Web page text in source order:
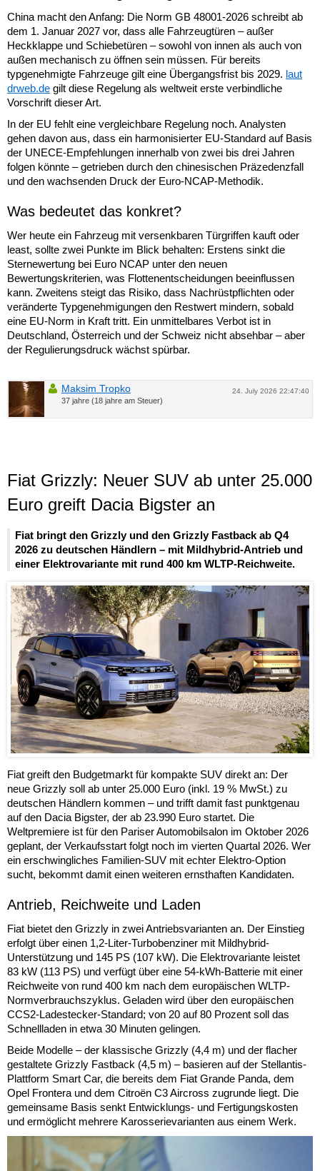
China macht den Anfang: Die Norm GB 48001-2026 schreibt ab
dem 1. Januar 2027 vor, dass alle Fahrzeugtüren – außer
Heckklappe und Schiebetüren – sowohl von innen als auch von
außen mechanisch zu öffnen sein müssen. Für bereits
typgenehmigte Fahrzeuge gilt eine Übergangsfrist bis 2029. laut
drweb.de gilt diese Regelung als weltweit erste verbindliche
Vorschrift dieser Art.
In der EU fehlt eine vergleichbare Regelung noch. Analysten
gehen davon aus, dass ein harmonisierter EU-Standard auf Basis
der UNECE-Empfehlungen innerhalb von zwei bis drei Jahren
folgen könnte – getrieben durch den chinesischen Präzedenzfall
und den wachsenden Druck der Euro-NCAP-Methodik.
Was bedeutet das konkret?
Wer heute ein Fahrzeug mit versenkbaren Türgriffen kauft oder
least, sollte zwei Punkte im Blick behalten: Erstens sinkt die
Sternewertung bei Euro NCAP unter den neuen
Bewertungskriterien, was Flottenentscheidungen beeinflussen
kann. Zweitens steigt das Risiko, dass Nachrüstpflichten oder
veränderte Typgenehmigungen den Restwert mindern, sobald
eine EU-Norm in Kraft tritt. Ein unmittelbares Verbot ist in
Deutschland, Österreich und der Schweiz nicht absehbar – aber
der Regulierungsdruck wächst spürbar.
24. July 2026 22:47:40
Maksim Tropko
37 jahre (18 jahre am Steuer)
Fiat Grizzly: Neuer SUV ab unter 25.000
Euro greift Dacia Bigster an
Fiat bringt den Grizzly und den Grizzly Fastback ab Q4
2026 zu deutschen Händlern – mit Mildhybrid-Antrieb und
einer Elektrovariante mit rund 400 km WLTP-Reichweite.
Fiat greift den Budgetmarkt für kompakte SUV direkt an: Der
neue Grizzly soll ab unter 25.000 Euro (inkl. 19 % MwSt.) zu
deutschen Händlern kommen – und trifft damit fast punktgenau
auf den Dacia Bigster, der ab 23.990 Euro startet. Die
Weltpremiere ist für den Pariser Automobilsalon im Oktober 2026
geplant, der Verkaufsstart folgt noch im vierten Quartal 2026. Wer
ein erschwingliches Familien-SUV mit echter Elektro-Option
sucht, bekommt damit einen weiteren ernsthaften Kandidaten.
Antrieb, Reichweite und Laden
Fiat bietet den Grizzly in zwei Antriebsvarianten an. Der Einstieg
erfolgt über einen 1,2-Liter-Turbobenziner mit Mildhybrid-
Unterstützung und 145 PS (107 kW). Die Elektrovariante leistet
83 kW (113 PS) und verfügt über eine 54-kWh-Batterie mit einer
Reichweite von rund 400 km nach dem europäischen WLTP-
Normverbrauchszyklus. Geladen wird über den europäischen
CCS2-Ladestecker-Standard; von 20 auf 80 Prozent soll das
Schnellladen in etwa 30 Minuten gelingen.
Beide Modelle – der klassische Grizzly (4,4 m) und der flacher
gestaltete Grizzly Fastback (4,5 m) – basieren auf der Stellantis-
Plattform Smart Car, die bereits dem Fiat Grande Panda, dem
Opel Frontera und dem Citroën C3 Aircross zugrunde liegt. Die
gemeinsame Basis senkt Entwicklungs- und Fertigungskosten
und ermöglicht mehrere Karosserievarianten aus einem Werk.